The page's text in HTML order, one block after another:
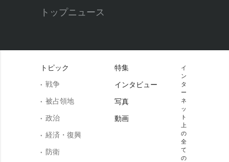
トップニュース
トピック
戦争
被占領地
政治
経済・復興
防衛
特集
インタビュー
写真
動画
イ
ン
タ
ー
ネ
ッ
ト
上
の
全
て
の